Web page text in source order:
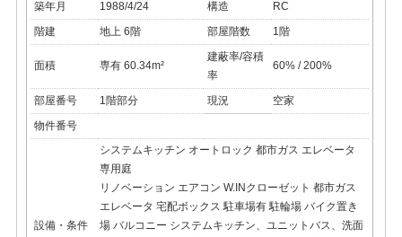
築年月
1988/4/24 構造
RC
階建
地上 6階 部屋階数 1階
面積 専有 60.34m²
建蔽率/容積
率
60% / 200%
部屋番号 1階部分 現況
空家
物件番号
設備・条件
システムキッチン オートロック 都市ガス エレベータ
専用庭
リノベーション エアコン W.INクローゼット 都市ガス
エレベータ 宅配ボックス 駐車場有 駐輪場 バイク置き
場 バルコニー システムキッチン、ユニットバス、洗面